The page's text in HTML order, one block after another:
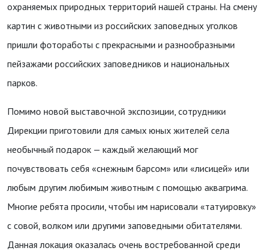
охраняемых природных территорий нашей страны. На смену
картин с животными из российских заповедных уголков
пришли фотоработы с прекрасными и разнообразными
пейзажами российских заповедников и национальных
парков.
Помимо новой выставочной экспозиции, сотрудники
Дирекции приготовили для самых юных жителей села
необычный подарок — каждый желающий мог
почувствовать себя «снежным барсом» или «лисицей» или
любым другим любимым животным с помощью аквагрима.
Многие ребята просили, чтобы им нарисовали «татуировку»
с совой, волком или другими заповедными обитателями.
Данная локация оказалась очень востребованной среди